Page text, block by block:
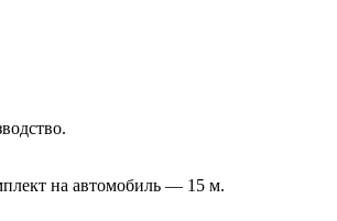
на автомобиль — 15 м.